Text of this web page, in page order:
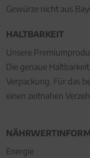
Gewürze nicht aus
HALTBARKEIT
Unsere
Die genaue
Verpackung. Für das
einen zeitnahen
Energie